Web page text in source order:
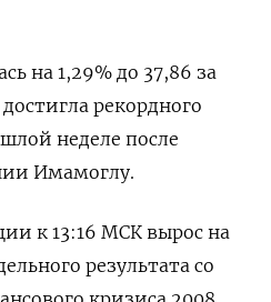
на 1,29% до 37,86 за
рекордного
неделе после
Имамоглу.
к 13:16 МСК вырос на
результата со